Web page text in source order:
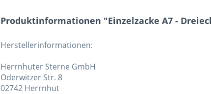
Produktinformationen "Einzelzacke A7 -
Herstellerinformationen:
Herrnhuter Sterne GmbH
Oderwitzer Str. 8
02742 Herrnhut